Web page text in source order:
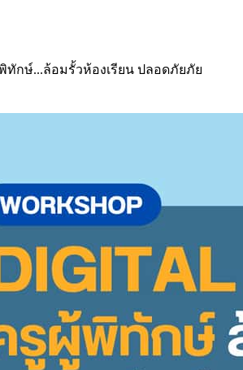
พิทักษ์...ล้อมรั้วห้องเรียน ปลอดภัยภัย